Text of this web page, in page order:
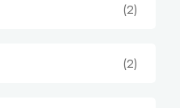
(2)
(2)